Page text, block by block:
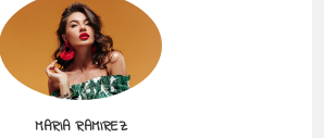
MARIA RAMIREZ